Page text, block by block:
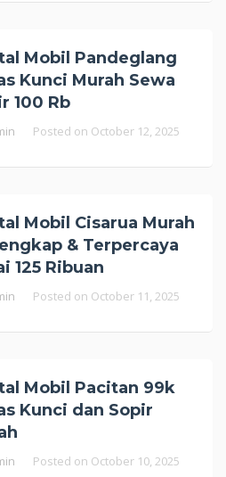
Mobil Pandeglang
Kunci Murah Sewa
100 Rb
Posted on October 12, 2025
Mobil Cisarua Murah
& Terpercaya
125 Ribuan
Posted on October 11, 2025
Mobil Pacitan 99k
Kunci dan Sopir
Posted on October 10, 2025